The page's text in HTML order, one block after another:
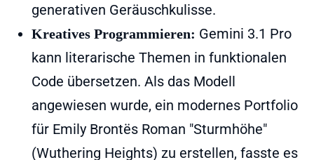
generativen Geräuschkulisse.
Kreatives Programmieren: Gemini 3.1 Pro
kann literarische Themen in funktionalen
Code übersetzen. Als das Modell
angewiesen wurde, ein modernes Portfolio
für Emily Brontës Roman "Sturmhöhe"
(Wuthering Heights) zu erstellen, fasste es